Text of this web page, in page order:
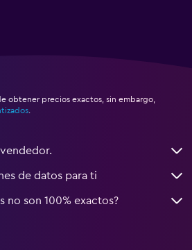
obtener precios exactos, sin embargo,
.
de datos para ti
no son 100% exactos?